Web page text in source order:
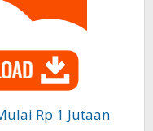
Rp 1 Jutaan